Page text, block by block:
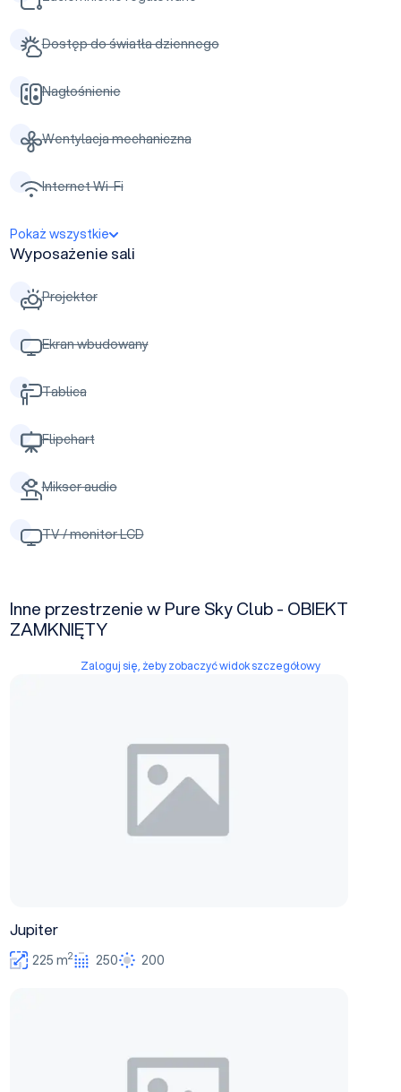
Dostęp do światła dziennego
Nagłośnienie
Wentylacja mechaniczna
Internet Wi-Fi
Pokaż wszystkie
Wyposażenie sali
Projektor
Ekran wbudowany
Tablica
Flipchart
Mikser audio
TV / monitor LCD
Inne przestrzenie w Pure Sky Club - OBIEKT
ZAMKNIĘTY
Zaloguj się, żeby zobaczyć widok szczegółowy
Jupiter
225 m2 250 200